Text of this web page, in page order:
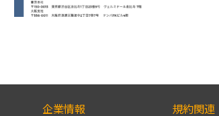
企業情報 規約関連